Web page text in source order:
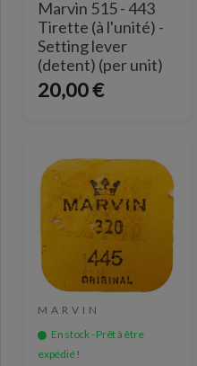
Marvin 515 - 443
Tirette (à l'unité) -
Setting lever
(detent) (per unit)
20,00 €
MARVIN
En stock - Prêt à être
expédié !